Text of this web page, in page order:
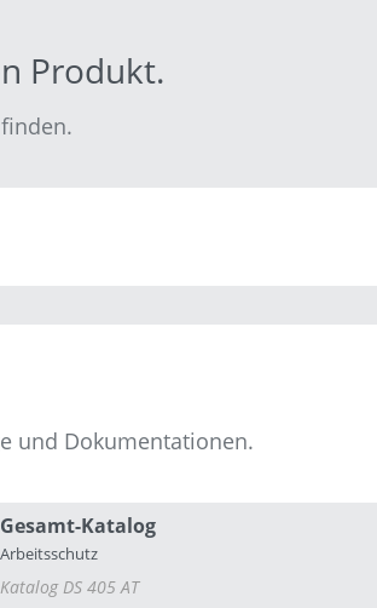
Produkt.
und Dokumentationen.
Gesamt-Katalog
Arbeitsschutz
Katalog DS 405 AT